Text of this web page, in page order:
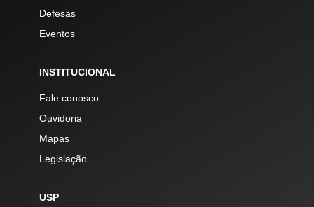
Defesas
Eventos
INSTITUCIONAL
Fale conosco
Ouvidoria
Mapas
Legislação
USP